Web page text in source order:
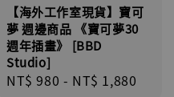
【海外工作室現貨】寶可
夢 週邊商品 《寶可夢30
週年插畫》 [BBD
Studio]
Regular
NT$ 980 - NT$ 1,880